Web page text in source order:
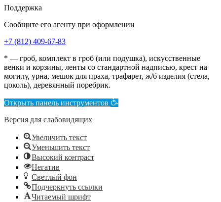
Поддержка
Сообщите его агенту при оформлении
+7 (812) 409-67-83
* — гроб, комплект в гроб (или подушка), искусственные
венки и корзины, ленты со стандартной надписью, крест на
могилу, урна, мешок для праха, трафарет, ж/б изделия (стела,
цоколь), деревянный поребрик.
Открыть панель инструментов
Версия для слабовидящих
Увеличить текст
Уменьшить текст
Высокий контраст
Негатив
Светлый фон
Подчеркнуть ссылки
Читаемый шрифт